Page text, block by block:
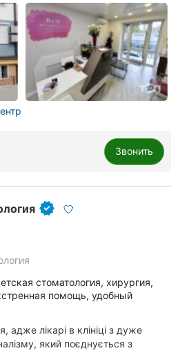
Звонить
стоматология, хирургия,
помощь, удобный
лікарі в клініці з дуже
який поєднується з